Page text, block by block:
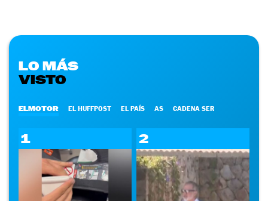
LO MÁS
VISTO
ELMOTOR EL HUFFPOST EL PAÍS AS CADENA SER
1 2